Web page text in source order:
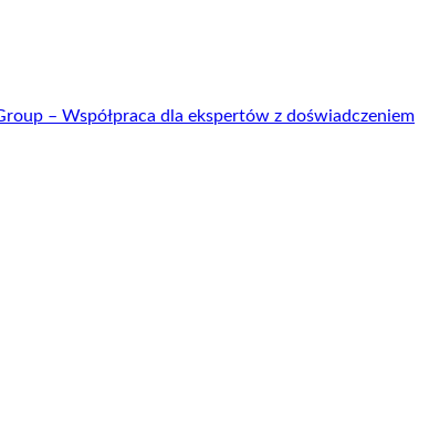
– Współpraca dla ekspertów z doświadczeniem